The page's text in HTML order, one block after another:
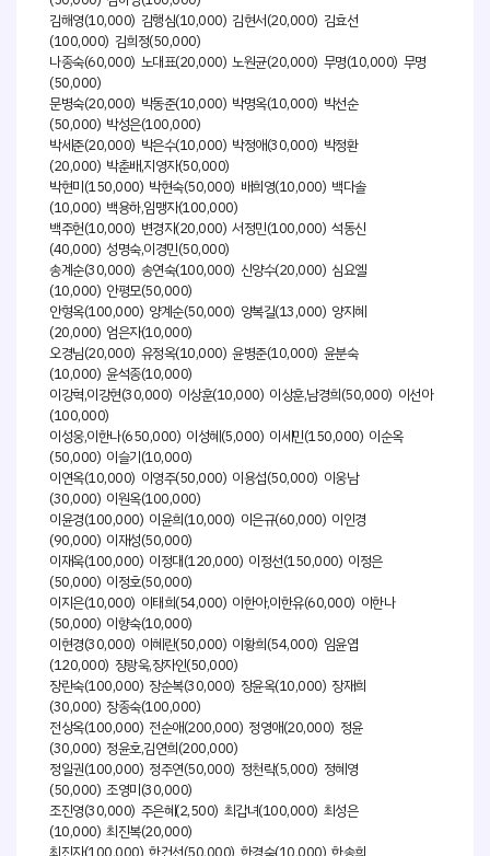
김해영(10,000) 김행심(10,000) 김현서(20,000) 김효선
(100,000) 김희정(50,000)
나종숙(60,000) 노대표(20,000) 노원균(20,000) 무명(10,000) 무명
(50,000)
문병숙(20,000) 박동준(10,000) 박명옥(10,000) 박선순
(50,000) 박성은(100,000)
박세준(20,000) 박은수(10,000) 박정애(30,000) 박정환
(20,000) 박춘배,지영자(50,000)
박현미(150,000) 박현숙(50,000) 배희영(10,000) 백다솔
(10,000) 백용하,임맹자(100,000)
백주헌(10,000) 변경자(20,000) 서정민(100,000) 석동신
(40,000) 성명숙,이경민(50,000)
송계순(30,000) 송연숙(100,000) 신양수(20,000) 심요엘
(10,000) 안평모(50,000)
안형옥(100,000) 양계순(50,000) 양복길(13,000) 양지혜
(20,000) 엄은자(10,000)
오경님(20,000) 유정옥(10,000) 윤병준(10,000) 윤분숙
(10,000) 윤석종(10,000)
이강혁,이강현(30,000) 이상훈(10,000) 이상훈,남경희(50,000) 이선아
(100,000)
이성웅,이한나(650,000) 이성혜(5,000) 이세민(150,000) 이순옥
(50,000) 이슬기(10,000)
이연옥(10,000) 이영주(50,000) 이용섭(50,000) 이웅남
(30,000) 이원옥(100,000)
이윤경(100,000) 이윤희(10,000) 이은규(60,000) 이인경
(90,000) 이재성(50,000)
이재욱(100,000) 이정대(120,000) 이정선(150,000) 이정은
(50,000) 이정호(50,000)
이지은(10,000) 이태희(54,000) 이한아,이한유(60,000) 이한나
(50,000) 이향숙(10,000)
이현경(30,000) 이혜란(50,000) 이황희(54,000) 임윤엽
(120,000) 장광욱,장자인(50,000)
장란숙(100,000) 장순복(30,000) 장윤옥(10,000) 장재희
(30,000) 장종숙(100,000)
전상옥(100,000) 전순애(200,000) 정영애(20,000) 정윤
(30,000) 정윤호,김연희(200,000)
정일권(100,000) 정주연(50,000) 정천락(5,000) 정혜영
(50,000) 조영미(30,000)
조진영(30,000) 주은혜(2,500) 최갑녀(100,000) 최성은
(10,000) 최진복(20,000)